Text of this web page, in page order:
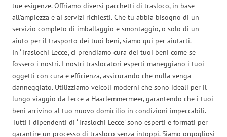
tue esigenze. Offriamo diversi pacchetti di trasloco, in base
all’ampiezza e ai servizi richiesti. Che tu abbia bisogno di un
servizio completo di imballaggio e smontaggio, o solo di un
aiuto per il trasporto dei tuoi beni, siamo qui per aiutarti.
In ‘Traslochi Lecce’, ci prendiamo cura dei tuoi beni come se
fossero i nostri. I nostri traslocatori esperti maneggiano i tuoi
oggetti con cura e efficienza, assicurando che nulla venga
danneggiato. Utilizziamo veicoli moderni che sono ideali per il
lungo viaggio da Lecce a Haarlemmermeer, garantendo che i tuoi
beni arrivino al tuo nuovo domicilio in condizioni impeccabili.
Tutti i dipendenti di ‘Traslochi Lecce’ sono esperti e formati per
garantire un processo di trasloco senza intoppi. Siamo orgogliosi